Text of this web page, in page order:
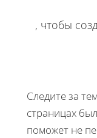
, чтобы
Следите за
страницах
поможет не